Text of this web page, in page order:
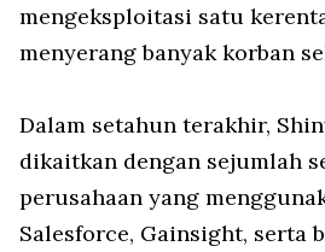
mengeksploitasi satu
menyerang banyak korban
Dalam setahun terakhir,
dikaitkan dengan sejumlah
perusahaan yang
Salesforce, Gainsight, serta